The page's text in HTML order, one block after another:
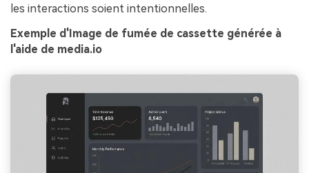
les interactions soient intentionnelles.
Exemple d'Image de fumée de cassette générée à
l'aide de media.io